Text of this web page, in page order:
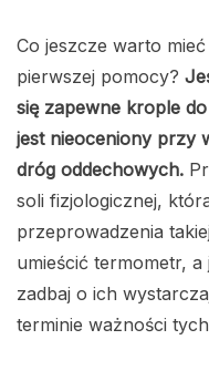
Co jeszcze warto
pierwszej pomocy?
się zapewne krople
jest nieoceniony przy
dróg oddechowych.
soli fizjologicznej,
przeprowadzenia
umieścić termometr,
zadbaj o ich
terminie ważności